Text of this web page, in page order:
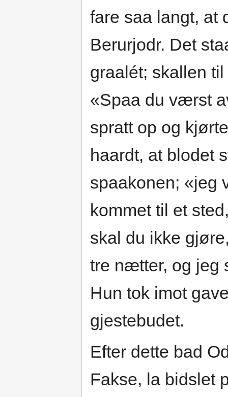
fare saa langt, at
Berurjodr. Det
graalét; skallen
«Spaa du værst
spratt op og
haardt, at blodet
spaakonen; «jeg
kommet til et
skal du ikke
tre nætter, og jeg
Hun tok imot
gjestebudet.
Efter dette bad
Fakse, la bidslet